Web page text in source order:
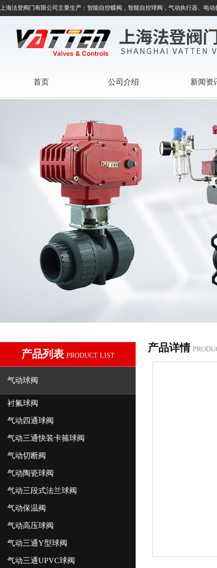
上海法登阀门有限公司主要生产：智能自控蝶阀，智能自控球阀，气动执行器、电
首页 公司介绍 新闻资
产品列表 PRODUCT LIST
气动球阀
衬氟球阀
气动四通球阀
气动三通快装卡箍球阀
气动切断阀
气动陶瓷球阀
气动三段式法兰球阀
气动保温阀
气动高压球阀
气动三通Y型球阀
气动三通UPVC球阀
产品详情